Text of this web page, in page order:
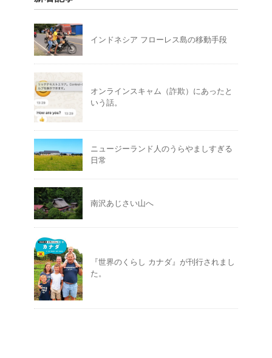
インドネシア フローレス島の移動手段
オンラインスキャム（詐欺）にあったと
いう話。
ニュージーランド人のうらやましすぎる
日常
南沢あじさい山へ
『世界のくらし カナダ』が刊行されまし
た。